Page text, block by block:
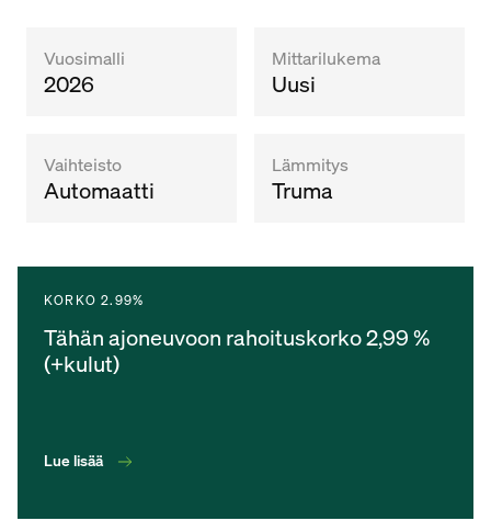
Vuosimalli
2026
Mittarilukema
Uusi
Vaihteisto
Automaatti
Lämmitys
Truma
KORKO 2.99%
Tähän ajoneuvoon rahoituskorko 2,99 %
(+kulut)
Lue lisää